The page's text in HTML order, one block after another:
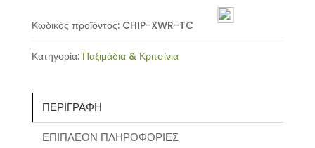
Κωδικός προϊόντος: CHIP-XWR-TC
Κατηγορία: Παξιμάδια & Κριτσίνια
ΠΕΡΙΓΡΑΦΉ
ΕΠΙΠΛΈΟΝ ΠΛΗΡΟΦΟΡΊΕΣ